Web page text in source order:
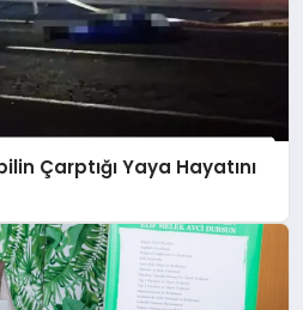
Çarptığı Yaya Hayatını